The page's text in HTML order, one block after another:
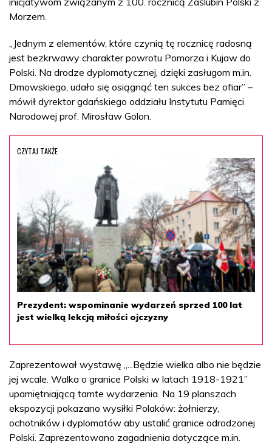
Morzem.
„Jednym z elementów, które czynią tę rocznicę radosną
jest bezkrwawy charakter powrotu Pomorza i Kujaw do
Polski. Na drodze dyplomatycznej, dzięki zasługom m.in.
Dmowskiego, udało się osiągnąć ten sukces bez ofiar” –
mówił dyrektor gdańskiego oddziału Instytutu Pamięci
Narodowej prof. Mirosław Golon.
CZYTAJ TAKŻE
Prezydent: wspominanie wydarzeń sprzed 100 lat
jest wielką lekcją miłości ojczyzny
Zaprezentował wystawę „...Będzie wielka albo nie będzie
jej wcale. Walka o granice Polski w latach 1918-1921”
upamiętniającą tamte wydarzenia. Na 19 planszach
ekspozycji pokazano wysiłki Polaków: żołnierzy,
ochotników i dyplomatów aby ustalić granice odrodzonej
Polski. Zaprezentowano zagadnienia dotyczące m.in.